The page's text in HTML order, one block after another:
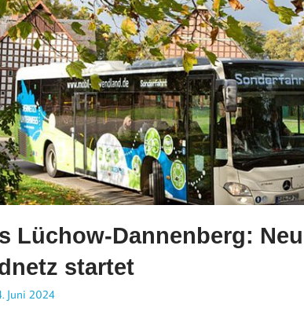
Lüchow-Dannenberg:
startet
Juni 2024